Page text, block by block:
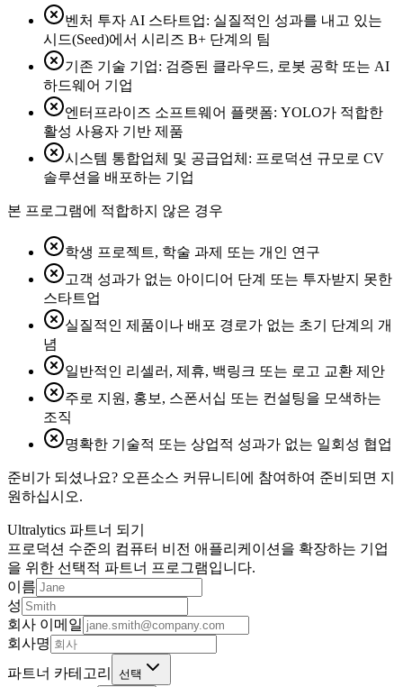
벤처 투자 AI 스타트업: 실질적인 성과를 내고 있는
시드(Seed)에서 시리즈 B+ 단계의 팀
기존 기술 기업: 검증된 클라우드, 로봇 공학 또는 AI
하드웨어 기업
엔터프라이즈 소프트웨어 플랫폼: YOLO가 적합한
활성 사용자 기반 제품
시스템 통합업체 및 공급업체: 프로덕션 규모로 CV
솔루션을 배포하는 기업
본 프로그램에 적합하지 않은 경우
학생 프로젝트, 학술 과제 또는 개인 연구
고객 성과가 없는 아이디어 단계 또는 투자받지 못한
스타트업
실질적인 제품이나 배포 경로가 없는 초기 단계의 개
념
일반적인 리셀러, 제휴, 백링크 또는 로고 교환 제안
주로 지원, 홍보, 스폰서십 또는 컨설팅을 모색하는
조직
명확한 기술적 또는 상업적 성과가 없는 일회성 협업
준비가 되셨나요? 오픈소스 커뮤니티에 참여하여 준비되면 지
원하십시오.
Ultralytics 파트너 되기
프로덕션 수준의 컴퓨터 비전 애플리케이션을 확장하는 기업
을 위한 선택적 파트너 프로그램입니다.
이름
성
회사 이메일
회사명
파트너 카테고리
선택